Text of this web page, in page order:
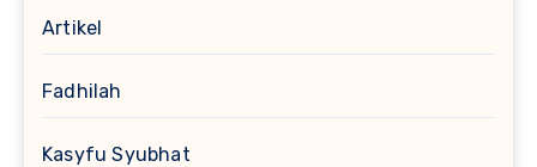
Artikel
Fadhilah
Kasyfu Syubhat